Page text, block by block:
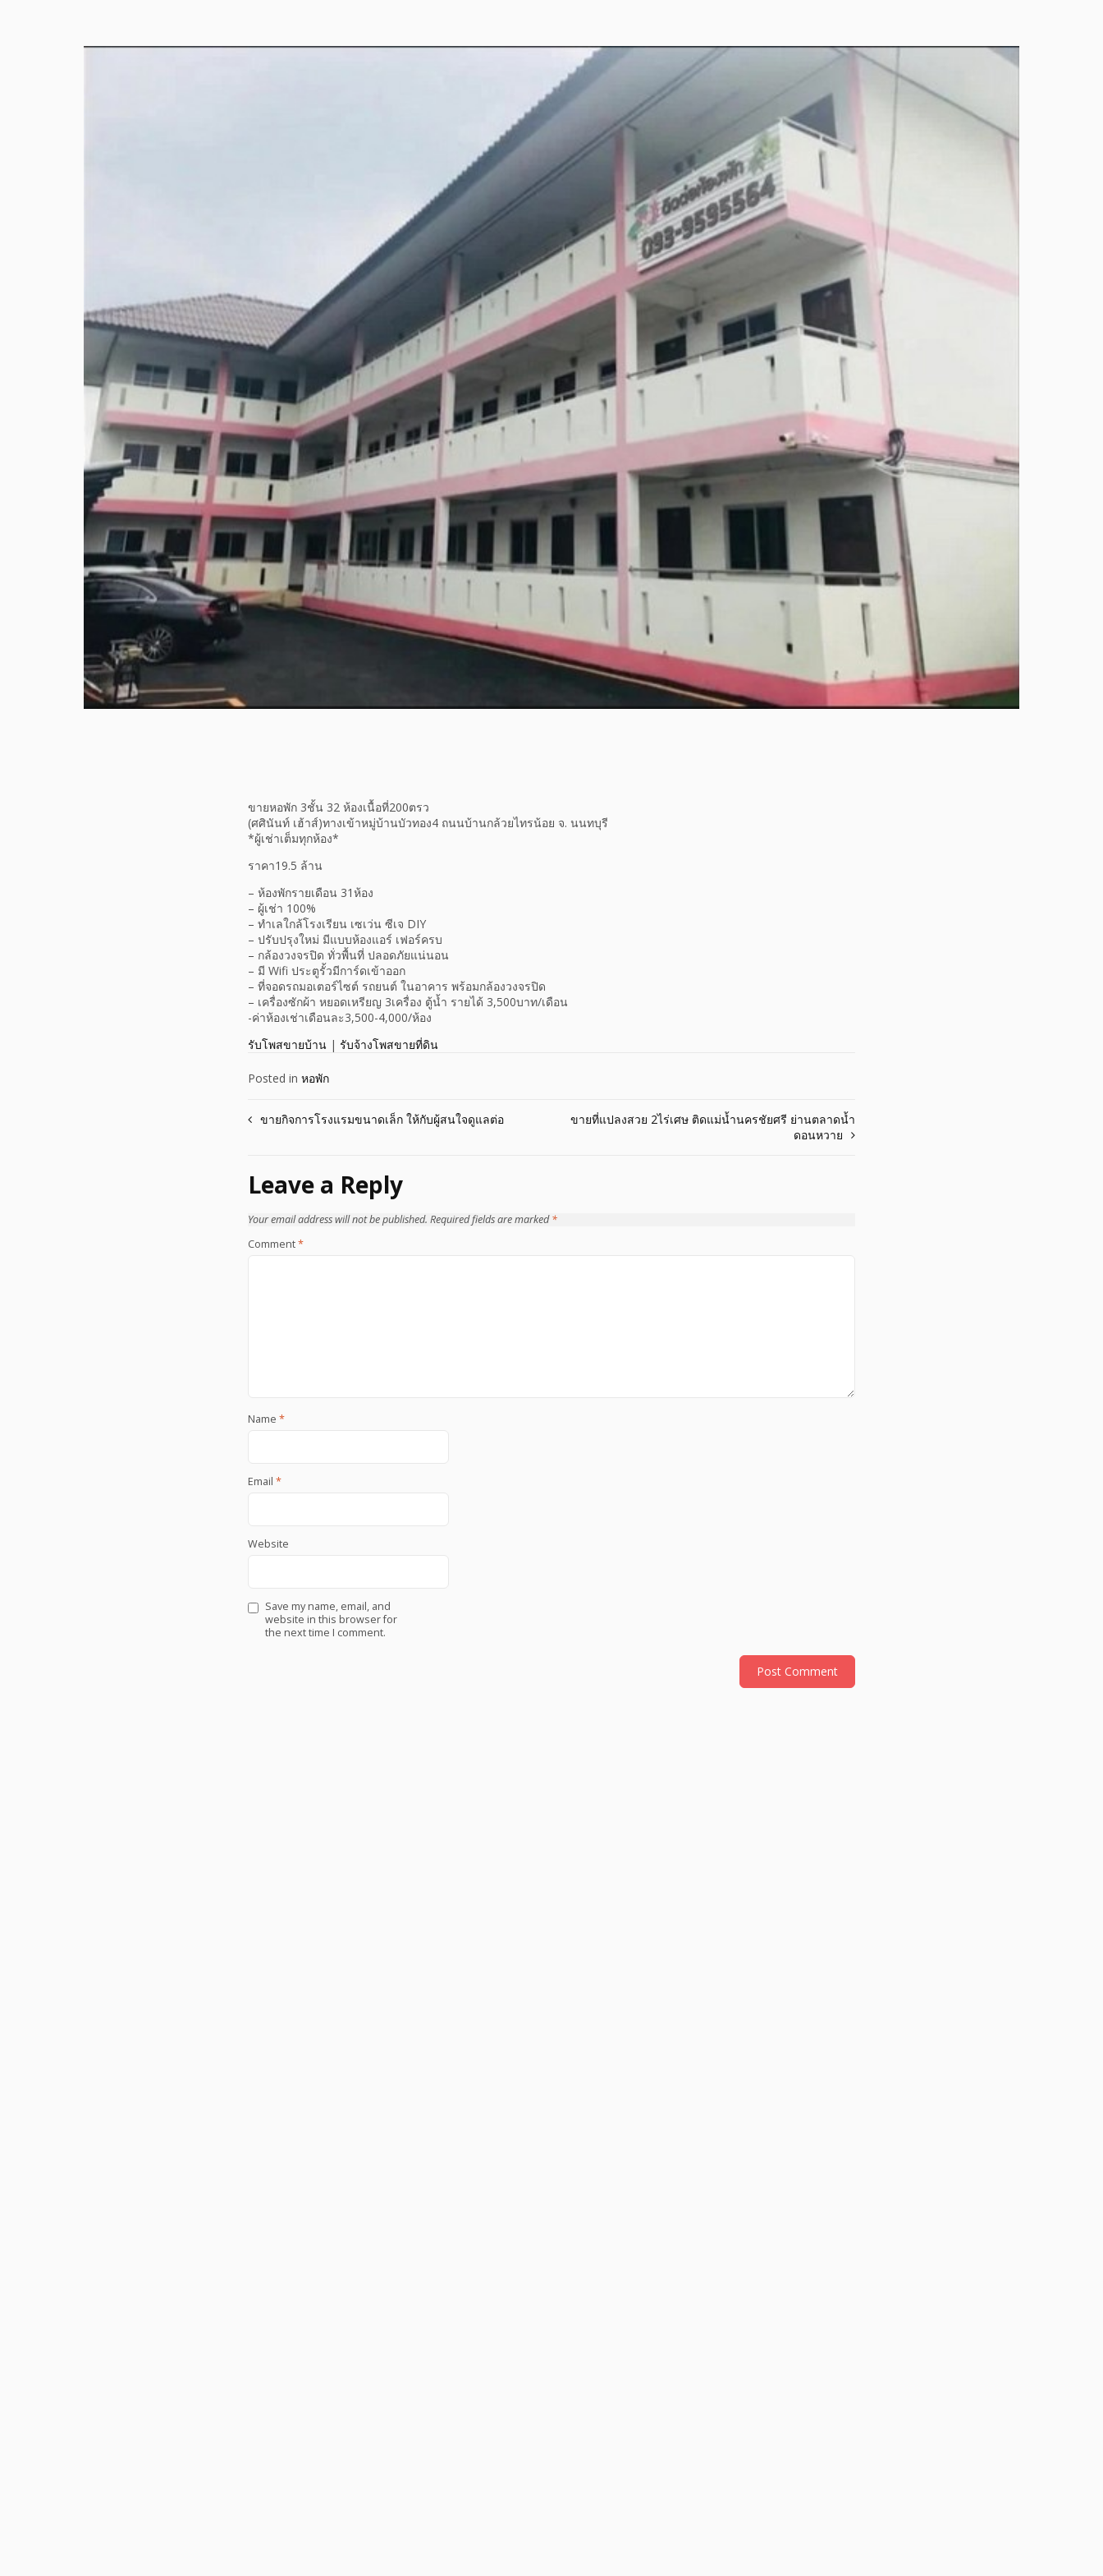
ขายหอพัก 3ชั้น 32 ห้องเนื้อที่200ตรว
(ศศินันท์ เฮ้าส์)ทางเข้าหมู่บ้านบัวทอง4 ถนนบ้านกล้วยไทรน้อย จ. นนทบุรี
*ผู้เช่าเต็มทุกห้อง*
ราคา19.5 ล้าน
– ห้องพักรายเดือน 31ห้อง
– ผู้เช่า 100%
– ทำเลใกล้โรงเรียน เซเว่น ซีเจ DIY
– ปรับปรุงใหม่ มีแบบห้องแอร์ เฟอร์ครบ
– กล้องวงจรปิด ทั่วพื้นที่ ปลอดภัยแน่นอน
– มี Wifi ประตูรั้วมีการ์ดเข้าออก
– ที่จอดรถมอเตอร์ไซต์ รถยนต์ ในอาคาร พร้อมกล้องวงจรปิด
– เครื่องซักผ้า หยอดเหรียญ 3เครื่อง ตู้น้ำ รายได้ 3,500บาท/เดือน
-ค่าห้องเช่าเดือนละ3,500-4,000/ห้อง
รับโพสขายบ้าน | รับจ้างโพสขายที่ดิน
Posted in หอพัก
Post
ขายกิจการโรงแรมขนาดเล็ก ให้กับผู้สนใจดูแลต่อ
ขายที่แปลงสวย 2ไร่เศษ ติดแม่น้ำนครชัยศรี ย่านตลาดน้ำ
ดอนหวาย
Leave a Reply
Your email address will not be published. Required fields are marked*
Comment*
Name *
Email *
Website
Save my name, email, and
website in this browser for
the next time I comment.